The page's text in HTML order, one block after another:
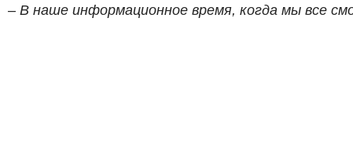
– В наше информационное время, когда мы все